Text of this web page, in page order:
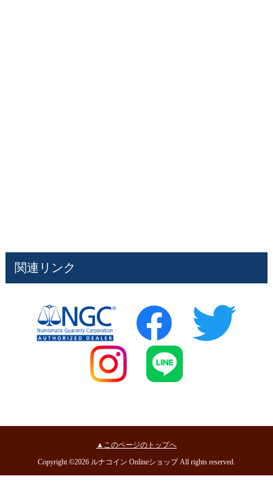
関連リンク
▲このページのトップへ
Copyright ©2026 ルナコイン Onlineショップ All rights reserved.